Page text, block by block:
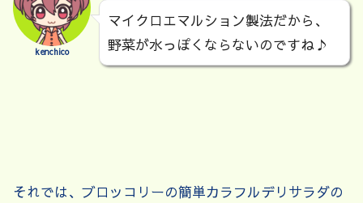
kenchico
マイクロエマルション製法だから、
野菜が水っぽくならないのですね♪
それでは、ブロッコリーの簡単カラフルデリサラダの